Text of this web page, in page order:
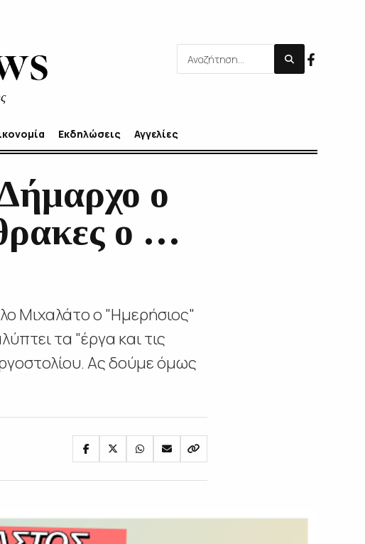
Εκδηλώσεις Αγγελίες
ο
ο …
Μιχαλάτο ο "Ημερήσιος"
τα "έργα και τις
Ας δούμε όμως